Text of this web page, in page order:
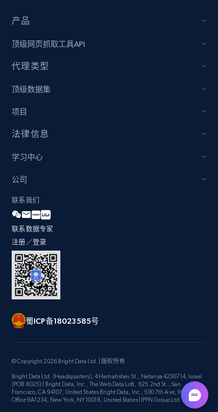
URL, User posted, Description, Hashtags, Num
more.
Social media
Availability, Discount, Reviews, and more.
Travel
3.6K+
X id, URL, ID, Profile name, Biography, Is verified,
Profile image link, External link, and more.
3.5K+ 224+ 立即购买
产品
顶级网页抓取工具API
代理类型
顶级数据集
项目
法律信息
学习中心
公司
联系我们
联系数据专家
注册／登录
蜀ICP备18023585号
© Copyright 2026 Bright Data Ltd. | 版权所有
Bright Data Ltd. (Headquarters), 4 Hamahshev St., Netanya 4250714, Israel
(POB 8025) | Bright Data, Inc., The Web Data Loft, 625 2nd St., San
Francisco, CA 94107, United States Bright Data, Inc., 500 7th Ave, 9th Floor
Office 9A1234, New York, NY 10018, United States | IPPN Group Ltd.